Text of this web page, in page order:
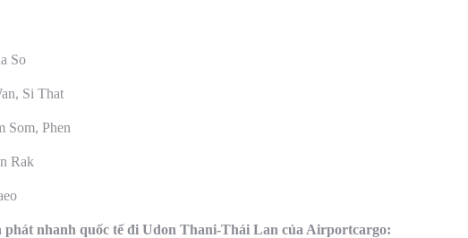
So
Si That
Som, Phen
Rak
phát nhanh quốc tế đi Udon Thani-Thái Lan của Airportcargo: